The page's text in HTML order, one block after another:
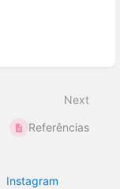
Next
Referências
Instagram